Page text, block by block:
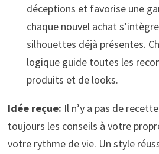
déceptions et favorise une
chaque nouvel achat
silhouettes déjà présentes.
logique guide toutes les
produits et de looks.
Idée reçue: Il n’y a pas de
toujours les conseils à votre
votre rythme de vie. Un style